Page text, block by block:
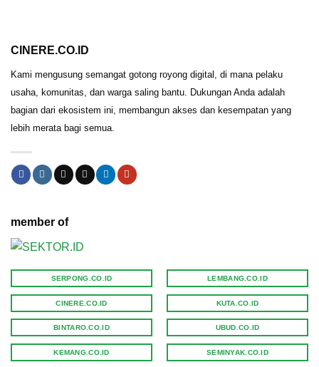
CINERE.CO.ID
Kami mengusung semangat gotong royong digital, di mana pelaku
usaha, komunitas, dan warga saling bantu. Dukungan Anda adalah
bagian dari ekosistem ini, membangun akses dan kesempatan yang
lebih merata bagi semua.
member of
SERPONG.CO.ID
CINERE.CO.ID
BINTARO.CO.ID
KEMANG.CO.ID
LEMBANG.CO.ID
KUTA.CO.ID
UBUD.CO.ID
SEMINYAK.CO.ID